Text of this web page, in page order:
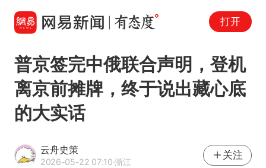
打开
普京签完中俄联合声明，登机
离京前摊牌，终于说出藏心底
的大实话
云舟史策
2026-05-22 07:10·浙江
关注